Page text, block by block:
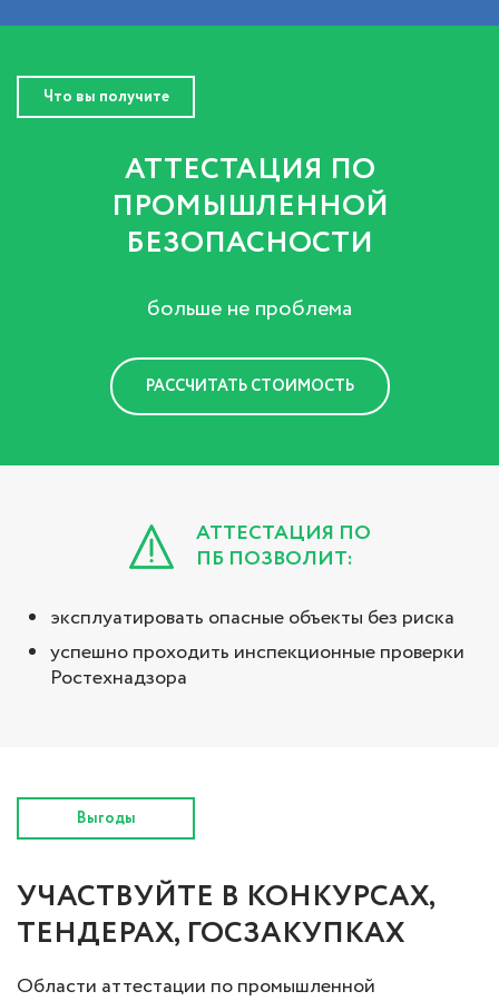
Что вы получите
АТТЕСТАЦИЯ ПО
ПРОМЫШЛЕННОЙ
БЕЗОПАСНОСТИ
больше не проблема
РАССЧИТАТЬ СТОИМОСТЬ
АТТЕСТАЦИЯ ПО
ПБ ПОЗВОЛИТ:
эксплуатировать опасные объекты без риска
успешно проходить инспекционные проверки
Ростехнадзора
Выгоды
УЧАСТВУЙТЕ В КОНКУРСАХ,
ТЕНДЕРАХ, ГОСЗАКУПКАХ
Области аттестации по промышленной